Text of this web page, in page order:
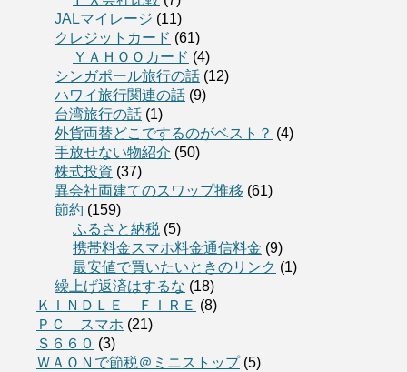
JALマイレージ (11)
クレジットカード (61)
ＹＡＨＯＯカード (4)
シンガポール旅行の話 (12)
ハワイ旅行関連の話 (9)
台湾旅行の話 (1)
外貨両替どこでするのがベスト？ (4)
手放せない物紹介 (50)
株式投資 (37)
異会社両建てのスワップ推移 (61)
節約 (159)
ふるさと納税 (5)
携帯料金スマホ料金通信料金 (9)
最安値で買いたいときのリンク (1)
繰上げ返済はするな (18)
ＫＩＮＤＬＥ ＦＩＲＥ (8)
ＰＣ スマホ (21)
Ｓ６６０ (3)
ＷＡＯＮで節税＠ミニストップ(5)